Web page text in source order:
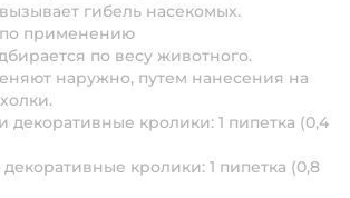
гибель насекомых.
применению
по весу животного.
наружно, путем нанесения на
декоративные кролики: 1 пипетка (0,4
кролики: 1 пипетка (0,8